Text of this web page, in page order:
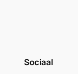
Sociaal